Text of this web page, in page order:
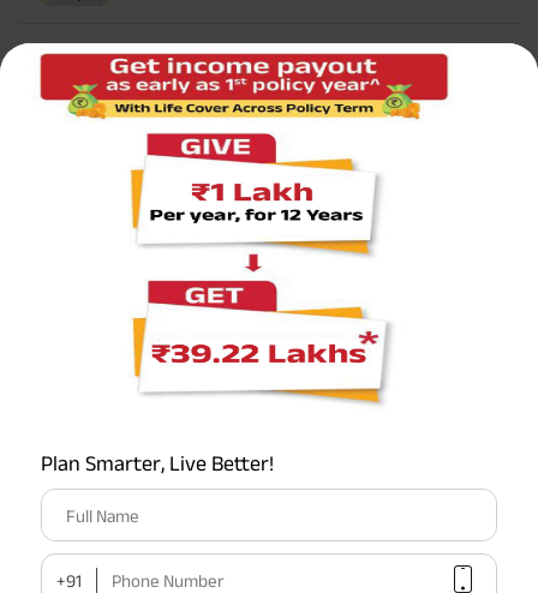
Plan Smarter, Live Better!
Full Name
+91 Phone Number
सर्वाधिक लोकप्रिय कैलकुलेटर
टर्म इन्शुरन्स कैलकुलेटर
एचएलवी कैलकुलेटर
ग्रेच्युटी कैलकुलेटर
एमआईएस कैलकुलेटर
सेवानिवृत्ति कैलकुलेटर